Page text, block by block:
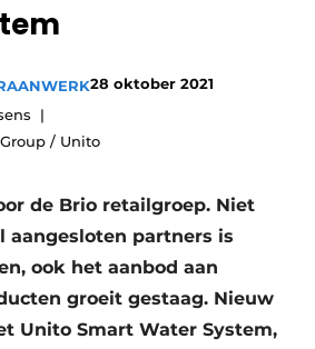
statement
28 oktober 2021
/ Unito
de Brio retailgroep. Niet
aangesloten partners is
ook het aanbod aan
groeit gestaag. Nieuw
Unito Smart Water System,